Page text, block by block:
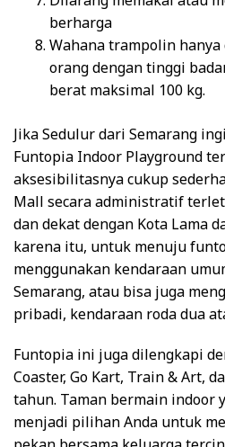
berharga
Wahana trampolin
orang dengan tinggi
berat maksimal 100 kg.
Jika Sedulur dari Semarang
Funtopia Indoor Playground
aksesibilitasnya cukup
Mall secara administratif
dan dekat dengan Kota Lama
karena itu, untuk menuju
menggunakan kendaraan
Semarang, atau bisa juga
pribadi, kendaraan roda dua
Funtopia ini juga dilengkapi
Coaster, Go Kart, Train & Art,
tahun. Taman bermain indoor
menjadi pilihan Anda untuk